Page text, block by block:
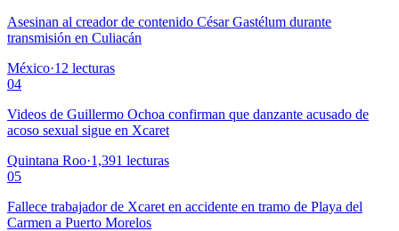
Asesinan al creador de contenido César Gastélum durante
transmisión en Culiacán
México·12 lecturas
04
Videos de Guillermo Ochoa confirman que danzante acusado de
acoso sexual sigue en Xcaret
Quintana Roo·1,391 lecturas
05
Fallece trabajador de Xcaret en accidente en tramo de Playa del
Carmen a Puerto Morelos